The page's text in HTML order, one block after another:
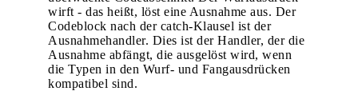
wirft - das heißt, löst eine Ausnahme aus. Der
Codeblock nach der catch-Klausel ist der
Ausnahmehandler. Dies ist der Handler, der die
Ausnahme abfängt, die ausgelöst wird, wenn
die Typen in den Wurf- und Fangausdrücken
kompatibel sind.